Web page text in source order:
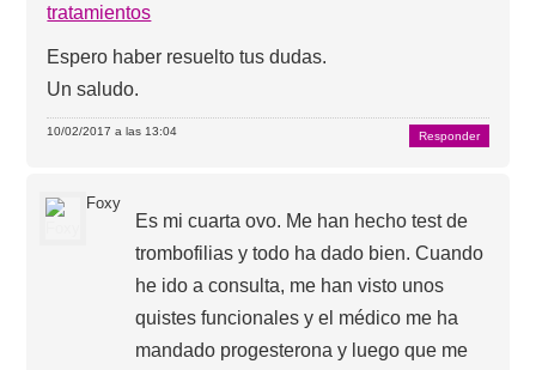
tratamientos
Espero haber resuelto tus dudas.
Un saludo.
10/02/2017 a las 13:04 Responder
Foxy
Es mi cuarta ovo. Me han hecho test de
trombofilias y todo ha dado bien. Cuando
he ido a consulta, me han visto unos
quistes funcionales y el médico me ha
mandado progesterona y luego que me